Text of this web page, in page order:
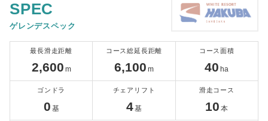
SPEC
ゲレンデスペック
最長滑走距離
2,600 m
コース総延長距離
6,100 m
コース面積
40 ha
ゴンドラ
0 基
チェアリフト
4基
滑走コース
10 本